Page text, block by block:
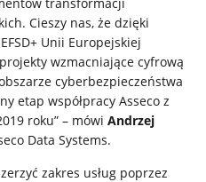
Cieszy nas, że dzięki
Unii Europejskiej
wzmacniające cyfrową
cyberbezpieczeństwa
etap współpracy Asseco z
roku” – mówiAndrzej
Data Systems.
zakres usług poprzez